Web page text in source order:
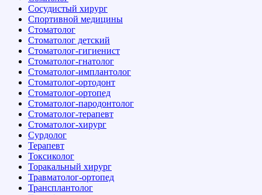
Сосудистый хирург
Спортивной медицины
Стоматолог
Стоматолог детский
Стоматолог-гигиенист
Стоматолог-гнатолог
Стоматолог-имплантолог
Стоматолог-ортодонт
Стоматолог-ортопед
Стоматолог-пародонтолог
Стоматолог-терапевт
Стоматолог-хирург
Сурдолог
Терапевт
Токсиколог
Торакальный хирург
Травматолог-ортопед
Трансплантолог